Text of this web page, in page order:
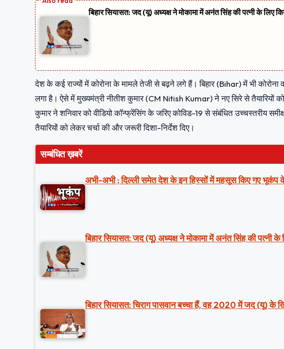
बिहार सियासत: जद (यू) अध्यक्ष ने मोकामा में अनंत सिंह की पत्नी के लिए
देश के कई राज्यों में कोरोना के मामले तेजी से बढ़ने लगे हैं। बिहार (Bihar) में भी
लगा है। ऐसे में मुख्यमंत्री नीतीश कुमार (CM Nitish Kumar) ने नए सिरे से तैयारियों
कुमार ने शनिवार को वीडियो कॉन्फ्रेंसिंग के जरिए कोविड-19 से संबंधित उच्चस्तरीय
तैयारियों को लेकर चर्चा की और जरूरी दिशा-निर्देश दिए।
सम्बंधित ख़बरें
अभी-अभी ; दिल्ली समेत देश के इन हिस्सों में महसूस किए गए
बिहार सियासत: जद (यू) अध्यक्ष ने मोकामा में अनंत सिंह की पत्नी के
बिहार सियासत: चिराग पासवान बच्चा हैं, वह 2020 में जद (यू) के